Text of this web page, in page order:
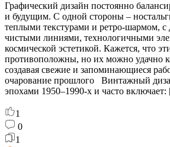
Графический дизайн постоянно
и будущим. С одной стороны –
теплыми текстурами и ретро-шармом, с
чистыми линиями, технологичными
космической эстетикой. Кажется, что
противоположны, но их можно удачно
создавая свежие и запоминающиеся
очарование прошлого Винтажный
эпохами 1950–1990-х и часто
1
0
1